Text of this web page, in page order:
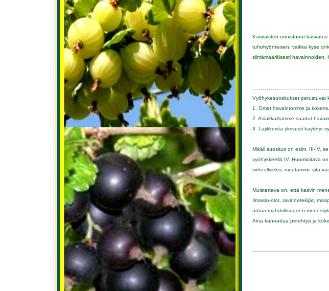
Karviaisten onnistunut
tuhohyönteisen, vaikka kyse
silmämääräisesti havainnoiden.
Vyöhykesuositukset perustuvat
1. Omat havaintomme ja
2. Asiakkailtamme saadut
3. Lajikkeista yleisesti käytetyt
Mikäli suositus on esim. III-IV,
vyöhykkeellä IV. Huomioitava
virheelliseksi, muutamme sitä
Muistettava on, että kasvin
Ilmasto-olot, ravinnetekijät,
antaa mahdollisuuden
Aina kannattaa perehtyä ja